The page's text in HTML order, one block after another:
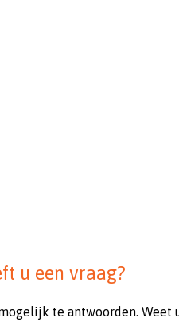
u een vraag?
te antwoorden.